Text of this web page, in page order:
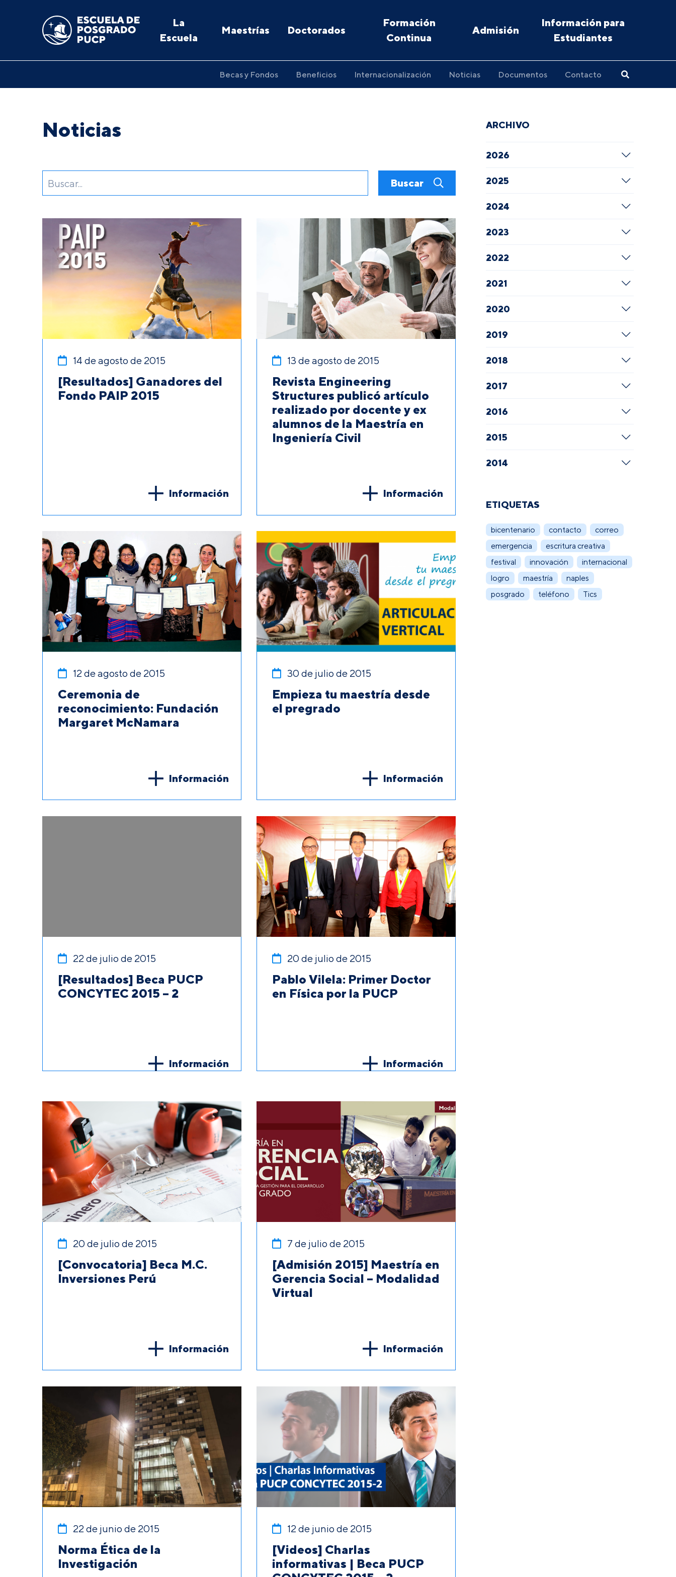
La
Escuela
Maestrías Doctorados
Formación
Continua
Admisión
Información para
Estudiantes
Becas y Fondos Beneficios Internacionalización Noticias Documentos Contacto
Noticias
Buscar
14 de agosto de 2015
[Resultados] Ganadores del
Fondo PAIP 2015
Información
13 de agosto de 2015
Revista Engineering
Structures publicó artículo
realizado por docente y ex
alumnos de la Maestría en
Ingeniería Civil
Información
12 de agosto de 2015
Ceremonia de
reconocimiento: Fundación
Margaret McNamara
Información
30 de julio de 2015
Empieza tu maestría desde
el pregrado
Información
22 de julio de 2015
[Resultados] Beca PUCP
CONCYTEC 2015 – 2
Información
20 de julio de 2015
Pablo Vilela: Primer Doctor
en Física por la PUCP
Información
20 de julio de 2015
[Convocatoria] Beca M.C.
Inversiones Perú
Información
7 de julio de 2015
[Admisión 2015] Maestría en
Gerencia Social – Modalidad
Virtual
Información
22 de junio de 2015
Norma Ética de la
Investigación
12 de junio de 2015
[Videos] Charlas
informativas | Beca PUCP
ARCHIVO
2026
2025
2024
2023
2022
2021
2020
2019
2018
2017
2016
2015
2014
ETIQUETAS
bicentenario contacto
correo
emergencia
escritura creativa
festival
innovación
internacional
logro
maestría
naples
posgrado
teléfono Tics